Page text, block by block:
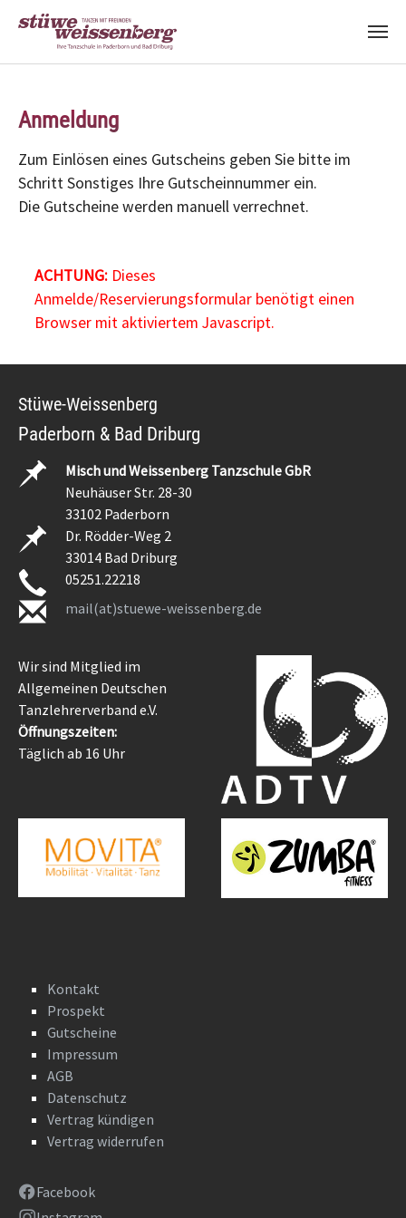
Anmeldung
Zum Einlösen eines Gutscheins geben Sie bitte im
Schritt Sonstiges Ihre Gutscheinnummer ein.
Die Gutscheine werden manuell verrechnet.
ACHTUNG:Dieses
Anmelde/Reservierungsformular benötigt einen
Browser mit aktiviertem Javascript.
Stüwe-Weissenberg
Paderborn & Bad Driburg
Misch und Weissenberg Tanzschule GbR
Neuhäuser Str. 28-30
33102 Paderborn
Dr. Rödder-Weg 2
33014 Bad Driburg
05251.22218
mail(at)stuewe-weissenberg.de
Wir sind Mitglied im
Allgemeinen Deutschen
Tanzlehrerverband e.V.
Öffnungszeiten:
Täglich ab 16 Uhr
Kontakt
Prospekt
Gutscheine
Impressum
AGB
Datenschutz
Vertrag kündigen
Vertrag widerrufen
Facebook